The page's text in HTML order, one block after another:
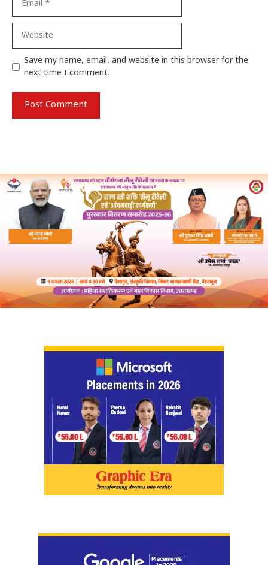
Website
Save my name, email, and website in this browser for the
next time I comment.